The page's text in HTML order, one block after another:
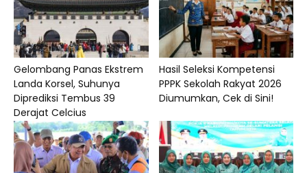
Gelombang Panas Ekstrem
Landa Korsel, Suhunya
Diprediksi Tembus 39
Derajat Celcius
Hasil Seleksi Kompetensi
PPPK Sekolah Rakyat 2026
Diumumkan, Cek di Sini!